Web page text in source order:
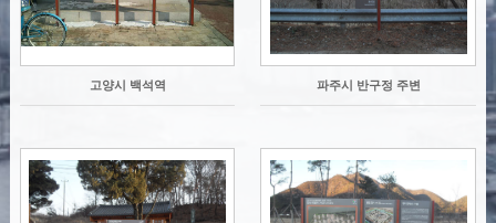
고양시 백석역 파주시 반구정 주변